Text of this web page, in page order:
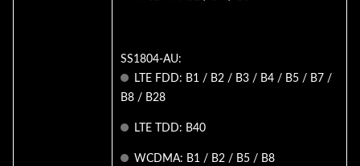
SS1804-AU:
LTE FDD: B1 / B2 / B3 / B4 / B5 / B7 /
B8 / B28
LTE TDD: B40
WCDMA: B1 / B2 / B5 / B8